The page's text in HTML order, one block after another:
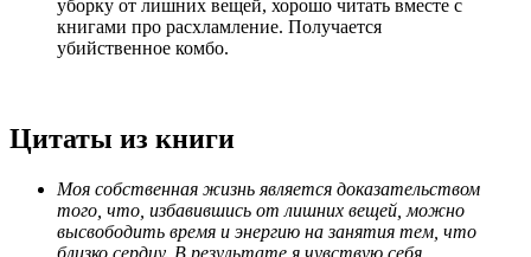
уборку от лишних вещей, хорошо читать вместе с
книгами про расхламление. Получается
убийственное комбо.
Цитаты из книги
Моя собственная жизнь является доказательством
того, что, избавившись от лишних вещей, можно
высвободить время и энергию на занятия тем, что
близко сердцу. В результате я чувствую себя